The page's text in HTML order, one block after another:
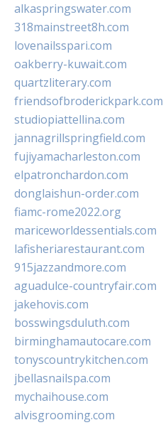
alkaspringswater.com
318mainstreet8h.com
lovenailsspari.com
oakberry-kuwait.com
quartzliterary.com
friendsofbroderickpark.com
studiopiattellina.com
jannagrillspringfield.com
fujiyamacharleston.com
elpatronchardon.com
donglaishun-order.com
fiamc-rome2022.org
mariceworldessentials.com
lafisheriarestaurant.com
915jazzandmore.com
aguadulce-countryfair.com
jakehovis.com
bosswingsduluth.com
birminghamautocare.com
tonyscountrykitchen.com
jbellasnailspa.com
mychaihouse.com
alvisgrooming.com